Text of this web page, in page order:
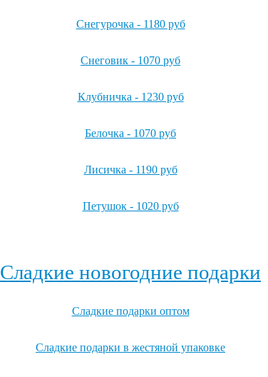
Снегурочка - 1180 руб
Снеговик - 1070 руб
Клубничка - 1230 руб
Белочка - 1070 руб
Лисичка - 1190 руб
Петушок - 1020 руб
Сладкие новогодние подарки
Сладкие подарки оптом
Сладкие подарки в жестяной упаковке